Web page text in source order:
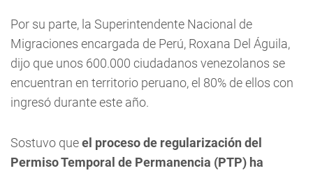
Por su parte, la Superintendente Nacional de
Migraciones encargada de Perú, Roxana Del Águila,
dijo que unos 600.000 ciudadanos venezolanos se
encuentran en territorio peruano, el 80% de ellos con
ingresó durante este año.
Sostuvo queel proceso de regularización del
Permiso Temporal de Permanencia (PTP) ha